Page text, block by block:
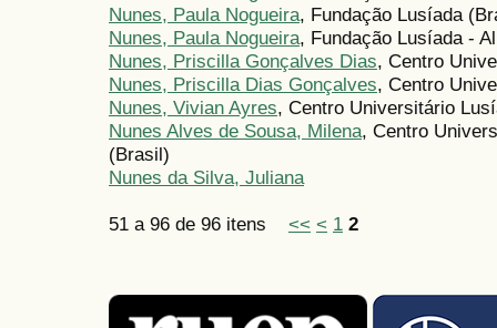
Nunes, Paula Nogueira, Fundação Lusíada
Nunes, Paula Nogueira, Fundação Lusíada -
Nunes, Priscilla Gonçalves Dias, Centro
Nunes, Priscilla Dias Gonçalves, Centro
Nunes, Vivian Ayres, Centro Universitário
Nunes Alves de Sousa, Milena, Centro
(Brasil)
Nunes da Silva, Juliana
51 a 96 de 96 itens << < 1 2